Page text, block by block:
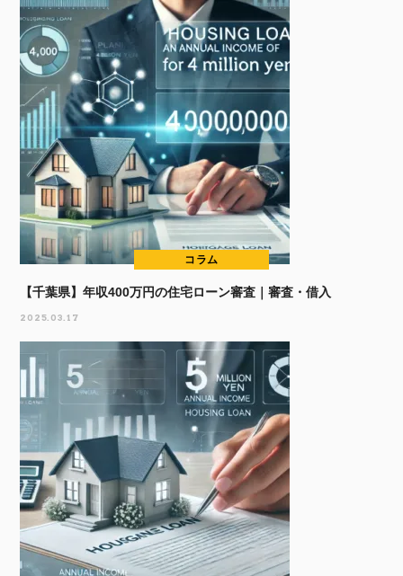
コラム
【千葉県】年収400万円の住宅ローン審査｜審査・借入
2025.03.17